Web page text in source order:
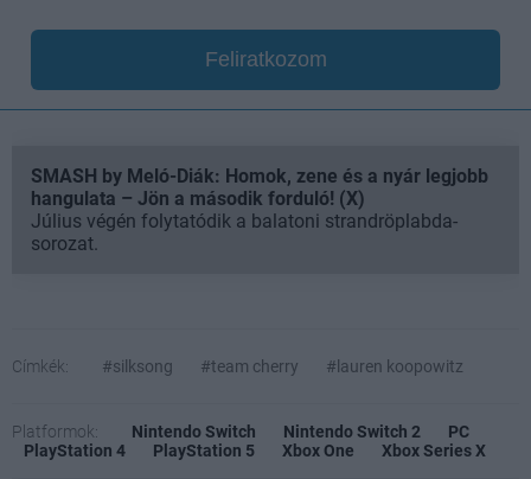
Feliratkozom
SMASH by Meló-Diák: Homok, zene és a nyár legjobb
hangulata – Jön a második forduló! (X)
Július végén folytatódik a balatoni strandröplabda-
sorozat.
Címkék: #silksong #team cherry #lauren koopowitz
Platformok: Nintendo Switch Nintendo Switch 2
PC
PlayStation 4
PlayStation 5 Xbox One Xbox Series X